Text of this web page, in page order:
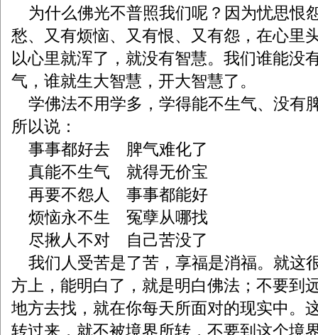
为什么佛光不普照我们呢？因为忧思恨
愁、又有烦恼、又有恨、又有怨，在心里
以心里就浑了，就没有智慧。我们谁能没
气，谁就生大智慧，开大智慧了。
学佛法不用学多，学得能不生气、没有
所以说：
事事都好去 脾气难化了
真能不生气 就得无价宝
再要不怨人 事事都能好
烦恼永不生 冤孽从哪找
尽揪人不对 自己苦没了
我们人受苦是了苦，享福是消福。就这
方上，能明白了，就是明白佛法；不要到
地方去找，就在你每天所面对的现实中。
转过来，就不被境界所转，不要到这个境